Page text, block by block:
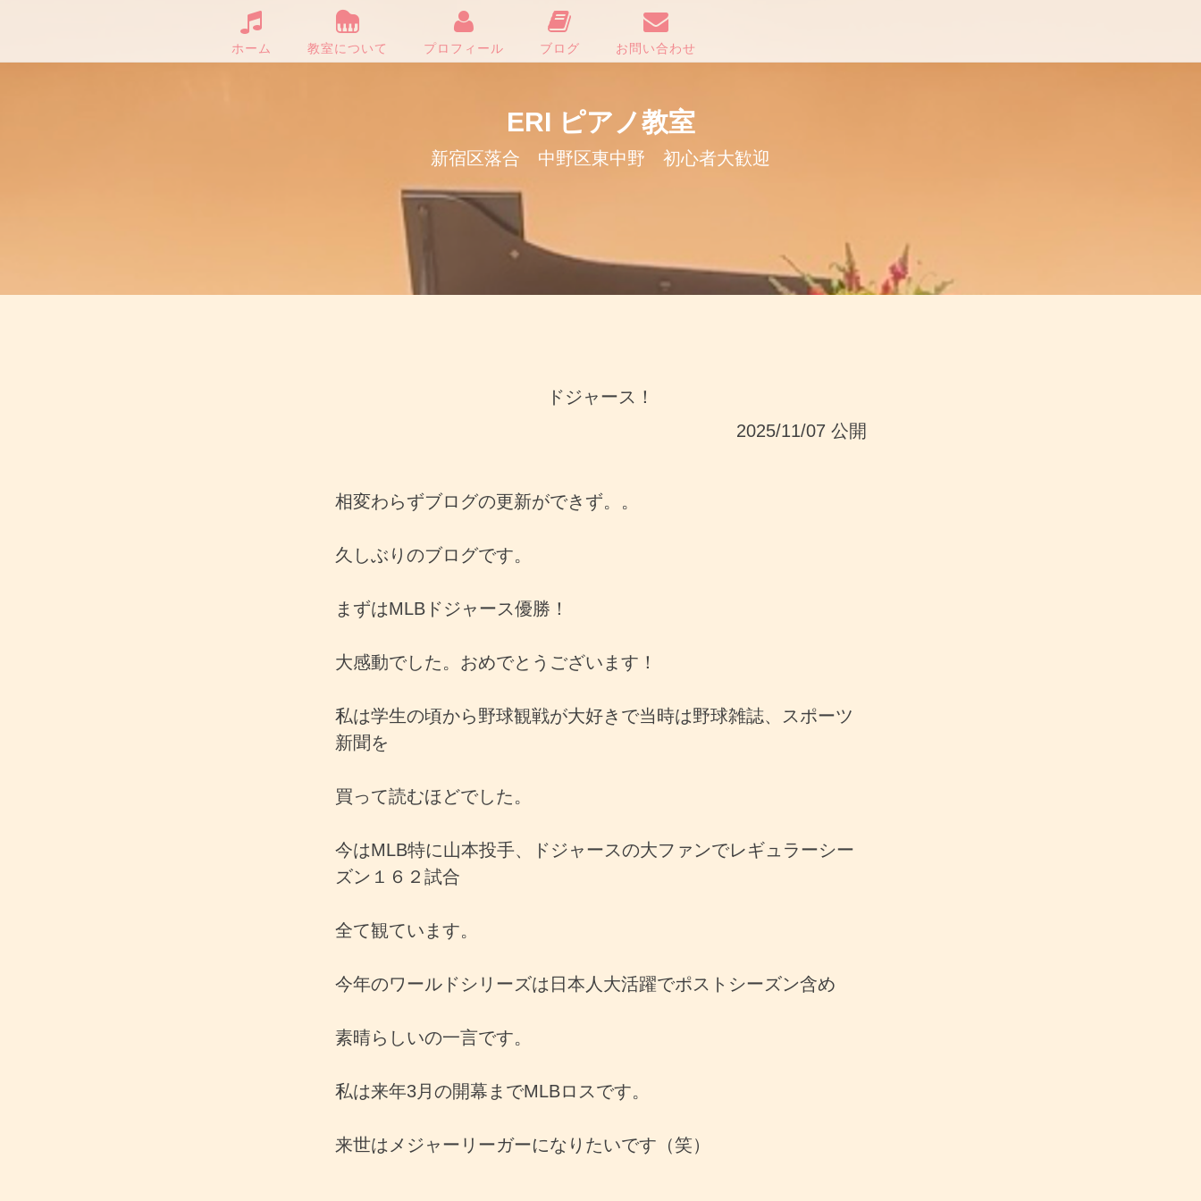
ホーム 教室について プロフィール ブログ お問い合わせ
ERI ピアノ教室
新宿区落合 中野区東中野 初心者大歓迎
ドジャース！
2025/11/07 公開
相変わらずブログの更新ができず。。
久しぶりのブログです。
まずはMLBドジャース優勝！
大感動でした。おめでとうございます！
私は学生の頃から野球観戦が大好きで当時は野球雑誌、スポーツ
新聞を
買って読むほどでした。
今はMLB特に山本投手、ドジャースの大ファンでレギュラーシー
ズン１６２試合
全て観ています。
今年のワールドシリーズは日本人大活躍でポストシーズン含め
素晴らしいの一言です。
私は来年3月の開幕までMLBロスです。
来世はメジャーリーガーになりたいです（笑）